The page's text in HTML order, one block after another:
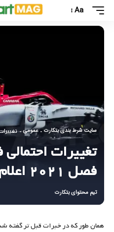
Aa
سایت شرط بندی بتکارت - عمومی - تغییرات
تغییرات
فصل ۲۰۲۱ اعلام شد
تیم محتوای بتکارت
همان طور که در خبرات قبل تر گفته